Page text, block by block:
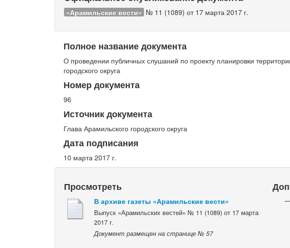
«Арамильские вести» № 11 (1089) от 17 марта 2017 г.
Полное название документа
О проведении публичных слушаний по проекту планировки
городского округа
Номер документа
96
Источник документа
Глава Арамильского городского округа
Дата подписания
10 марта 2017 г.
Просмотреть
В архиве газеты «Арамильские вести»
Выпуск «Арамильских вестей» № 11 (1089) от 17 марта
2017 г.
Документ размещен на странице № 57